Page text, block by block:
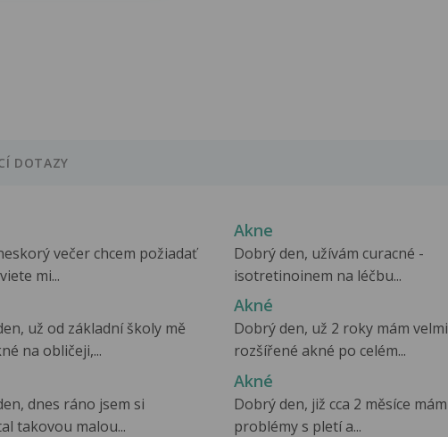
DOTAZY
večer chcem požiadať
mi...
Akne
Dobrý den, užívám curacné -
isotretinoinem na léčbu...
už od základní školy mě
na obličeji,...
Akné
Dobrý den, už 2 roky mám velmi
rozšířené akné po celém...
dnes ráno jsem si
takovou malou...
Akné
Dobrý den, již cca 2 měsíce mám
problémy s pletí a...